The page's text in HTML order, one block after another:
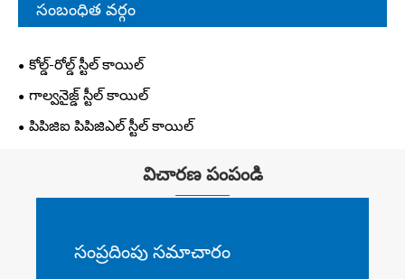
సంబంధిత వర్గం
కోల్డ్-రోల్డ్ స్టీల్ కాయిల్
గాల్వనైజ్డ్ స్టీల్ కాయిల్
పిపిజిఐ పిపిజిఎల్ స్టీల్ కాయిల్
విచారణ పంపండి
సంప్రదింపు సమాచారం